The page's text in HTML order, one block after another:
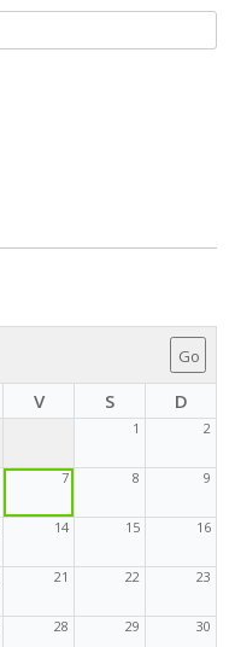
V S D
1 2
7 8 9
14 15 16
21 22 23
28 29 30